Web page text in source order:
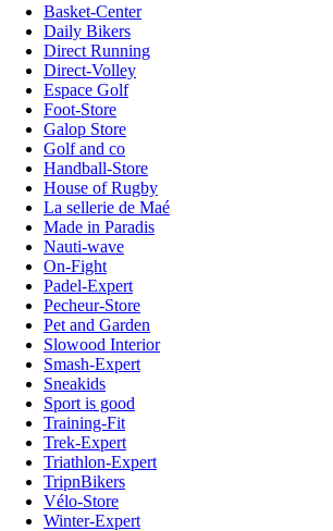
Basket-Center
Daily Bikers
Direct Running
Direct-Volley
Espace Golf
Foot-Store
Galop Store
Golf and co
Handball-Store
House of Rugby
La sellerie de Maé
Made in Paradis
Nauti-wave
On-Fight
Padel-Expert
Pecheur-Store
Pet and Garden
Slowood Interior
Smash-Expert
Sneakids
Sport is good
Training-Fit
Trek-Expert
Triathlon-Expert
TripnBikers
Vélo-Store
Winter-Expert